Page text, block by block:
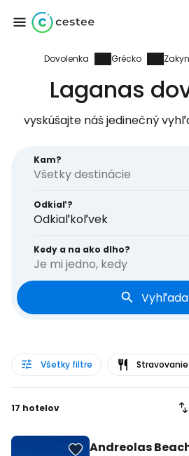
Dovolenka Grécko
Laganas
vyskúšajte náš jedinečný
Kam?
Odkiaľ?
Odkiaľkoľvek
Kedy a na ako dlho?
Je mi jedno, kedy
Všetky filtre Stravovanie
17 hotelov
Andreolas
Prihláste sa
služby
Pokračovať na
Pokračovať s e-